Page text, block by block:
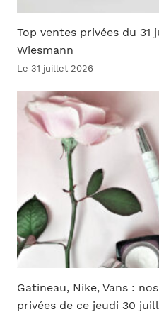
Top ventes privées du
Wiesmann
Le 31 juillet 2026
Gatineau, Nike, Vans :
privées de ce jeudi 30